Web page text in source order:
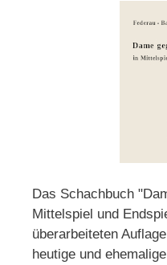
Das Schachbuch
Mittelspiel und
überarbeiteten
heutige und